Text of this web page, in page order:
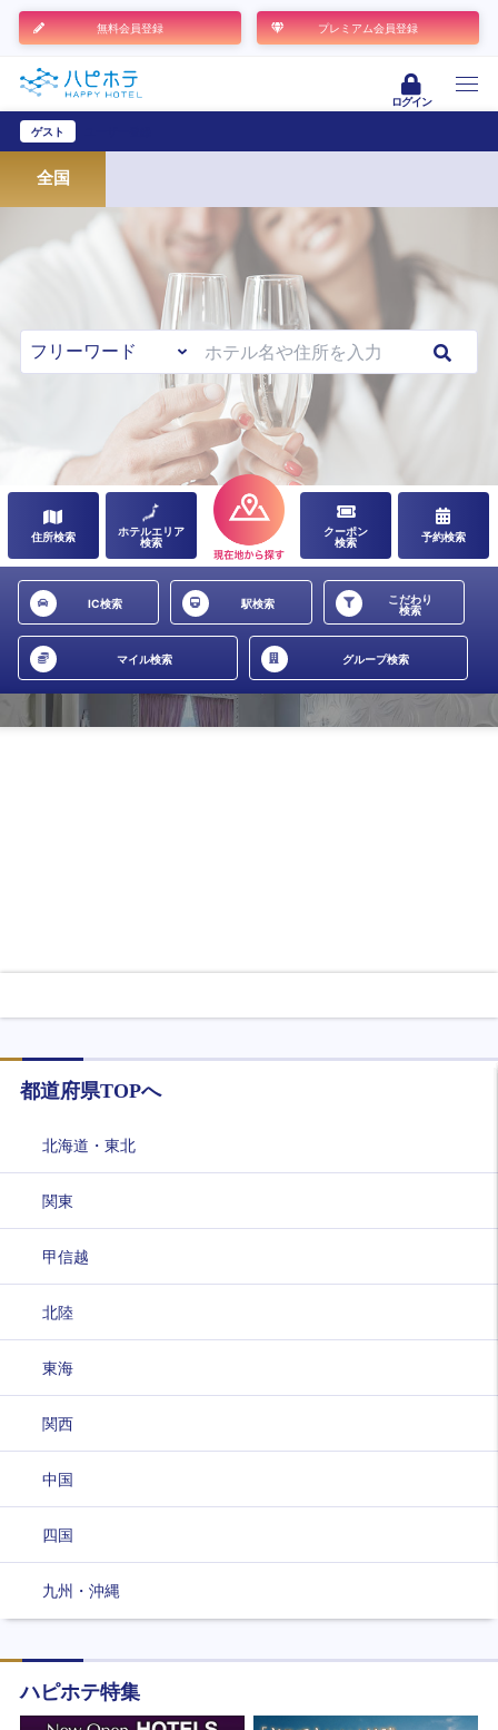
無料会員登録 プレミアム会員登録
ログイン
ゲスト
全国
住所検索
ホテルエリア
検索
クーポン
検索
予約検索
IC検索 駅検索
こだわり
検索
マイル検索 グループ検索
都道府県TOPへ
北海道・東北
関東
甲信越
北陸
東海
関西
中国
四国
九州・沖縄
ハピホテ特集